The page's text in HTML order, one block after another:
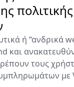
πολιτικής
ή “ανδρικά
και
τους
με